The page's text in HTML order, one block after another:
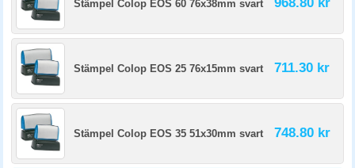
Stämpel Colop EOS 60 76x38mm svart
Stämpel Colop EOS 25 76x15mm svart 711.30 kr
Stämpel Colop EOS 35 51x30mm svart 748.80 kr